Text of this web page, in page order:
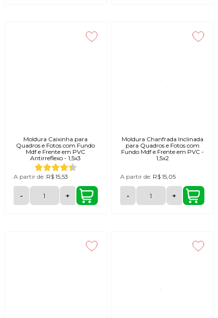
Moldura Caixinha para
Quadros e Fotos com Fundo
Mdf e Frente em PVC
Antirreflexo - 1,5x3
A partir de: R$ 15,53
- +
Moldura Chanfrada Inclinada
para Quadros e Fotos com
Fundo Mdf e Frente em PVC -
1,5x2
A partir de: R$ 15,05
- +